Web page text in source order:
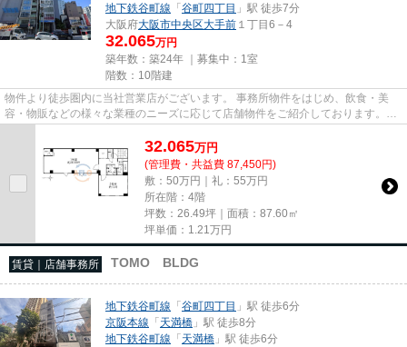
地下鉄谷町線 「谷町四丁目 」駅 徒歩7分
大阪府大阪市中央区大手前 １丁目6－4
32.065万円
築年数：築24年 ｜募集中： 1室
階数：10階建
物件より徒歩圏内に当社営業店がございます。 事務所物件をはじめ、飲食・美
容・物販などの様々な業種のニーズに応じて店舗物件をご紹介しております。
尚、弊社ではおとり広告は一切...
32.065万円
(管理費・共益費 87,450円)
敷：50万円｜礼：55万円
所在階：4階
坪数：26.49坪｜面積：87.60㎡
坪単価： 1.21 万円
賃貸｜店舗事務所 TOMO BLDG
地下鉄谷町線 「谷町四丁目 」駅 徒歩6分
京阪本線 「天満橋 」駅 徒歩8分
地下鉄谷町線 「天満橋 」駅 徒歩6分